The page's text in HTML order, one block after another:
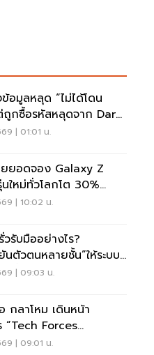
อมูลหลุด “ไม่ได้โดน
ถูกซื้อรหัสหลุดจาก Dark
วมสิทธิ์
| 01:01 น.
ยยอดจอง Galaxy Z
ใหม่ทั่วโลกโต 30%
ตะ 1.44 ล้านเครื่อง
| 10:02 น.
วรับมืออย่างไร?
นตัวตนหลายชั้น”ให้ระบบ
งรื้อใหม่
| 09:03 น.
กลาโหม เดินหน้า
“Tech Forces
| 09:01 น.